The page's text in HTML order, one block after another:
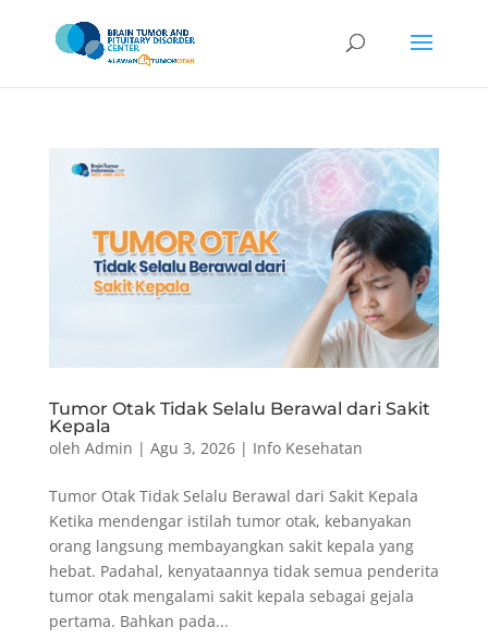
Tumor Otak Tidak Selalu Berawal dari Sakit
Kepala
oleh Admin | Agu 3, 2026| Info Kesehatan
Tumor Otak Tidak Selalu Berawal dari Sakit Kepala
Ketika mendengar istilah tumor otak, kebanyakan
orang langsung membayangkan sakit kepala yang
hebat. Padahal, kenyataannya tidak semua penderita
tumor otak mengalami sakit kepala sebagai gejala
pertama. Bahkan pada...